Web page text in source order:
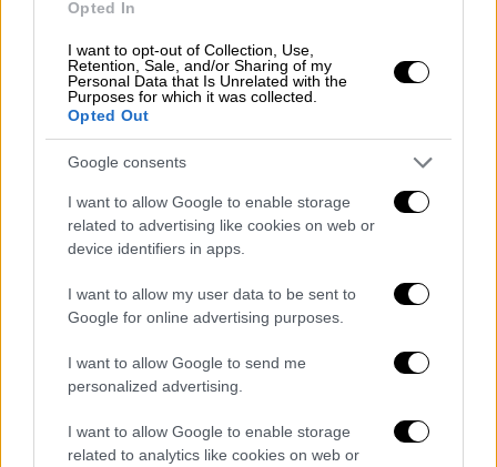
Opted In
I want to opt-out of Collection, Use,
Retention, Sale, and/or Sharing of my
Personal Data that Is Unrelated with the
Purposes for which it was collected.
Opted Out
Google consents
I want to allow Google to enable storage
related to advertising like cookies on web or
device identifiers in apps.
I want to allow my user data to be sent to
Google for online advertising purposes.
I want to allow Google to send me
personalized advertising.
I want to allow Google to enable storage
related to analytics like cookies on web or
εκπομπές της ελληνικής τηλεόρασης όπως
Super Idol », το «Dream Show
Ελλάδα Έχεις Ταλέντο». Κατά τη διάρκεια
αυτής της περιόδου συνέχισε να εργάζεται
ως μάνατζερ αρκετών Ελλήνων
τραγουδιστών και ηθοποιών.